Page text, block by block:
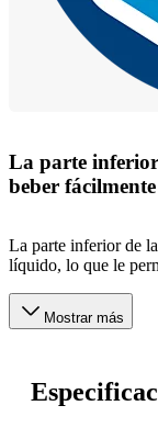
La parte
beber
La parte inferior de
líquido, lo que le
Mostrar más